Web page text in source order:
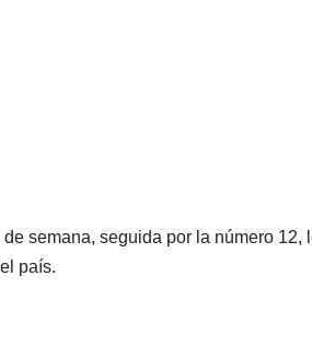
semana, seguida por la número 12,
país.